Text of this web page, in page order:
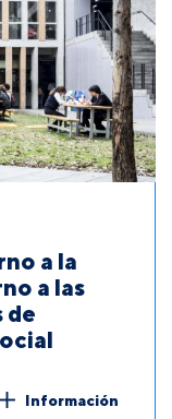
a la
a las
de
Información